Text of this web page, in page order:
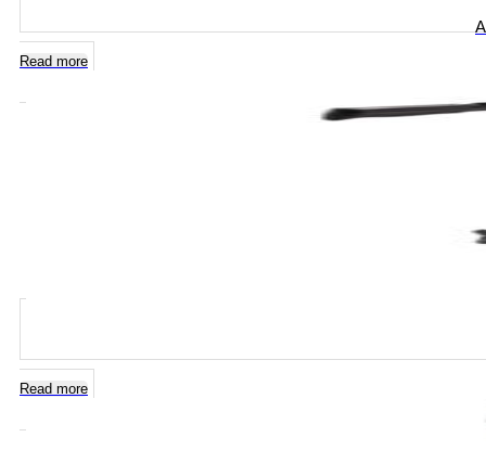
Read more
Read more